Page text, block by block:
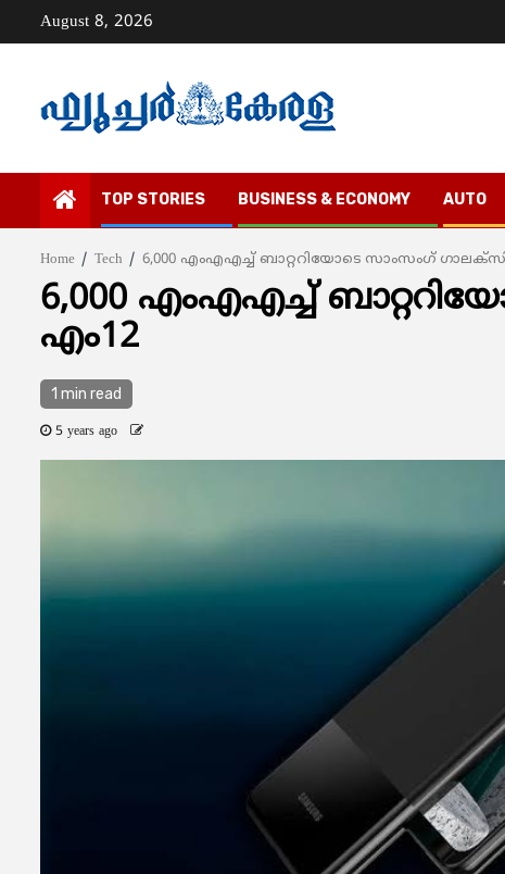
August 8, 2026
TOP STORIES BUSINESS & ECONOMY AUTO
Home Tech 6,000 എംഎഎച്ച് ബാറ്ററിയോടെ സാംസംഗ്
6,000 എംഎഎച്ച്
എം12
1 min read
5 years ago